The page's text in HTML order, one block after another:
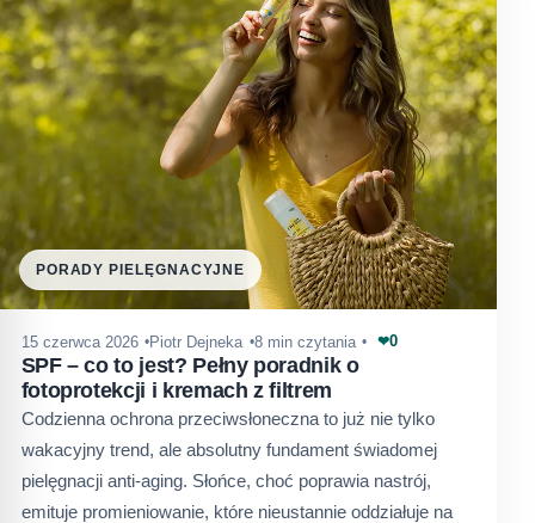
PORADY PIELĘGNACYJNE
15 czerwca 2026 Piotr Dejneka 8 min czytania ❤0
SPF – co to jest? Pełny poradnik o
fotoprotekcji i kremach z filtrem
Codzienna ochrona przeciwsłoneczna to już nie tylko
wakacyjny trend, ale absolutny fundament świadomej
pielęgnacji anti-aging. Słońce, choć poprawia nastrój,
emituje promieniowanie, które nieustannie oddziałuje na